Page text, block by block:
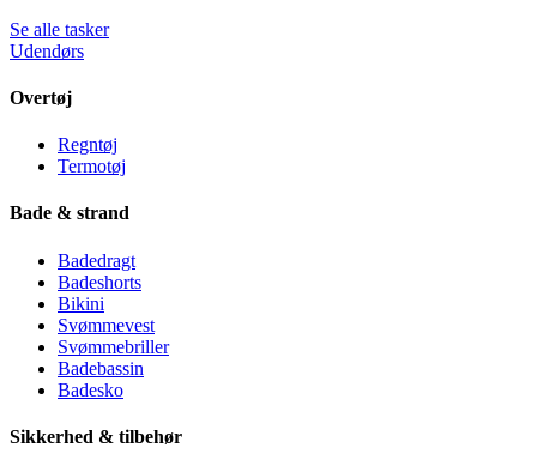
Se alle tasker
Udendørs
Overtøj
Regntøj
Termotøj
Bade & strand
Badedragt
Badeshorts
Bikini
Svømmevest
Svømmebriller
Badebassin
Badesko
Sikkerhed & tilbehør